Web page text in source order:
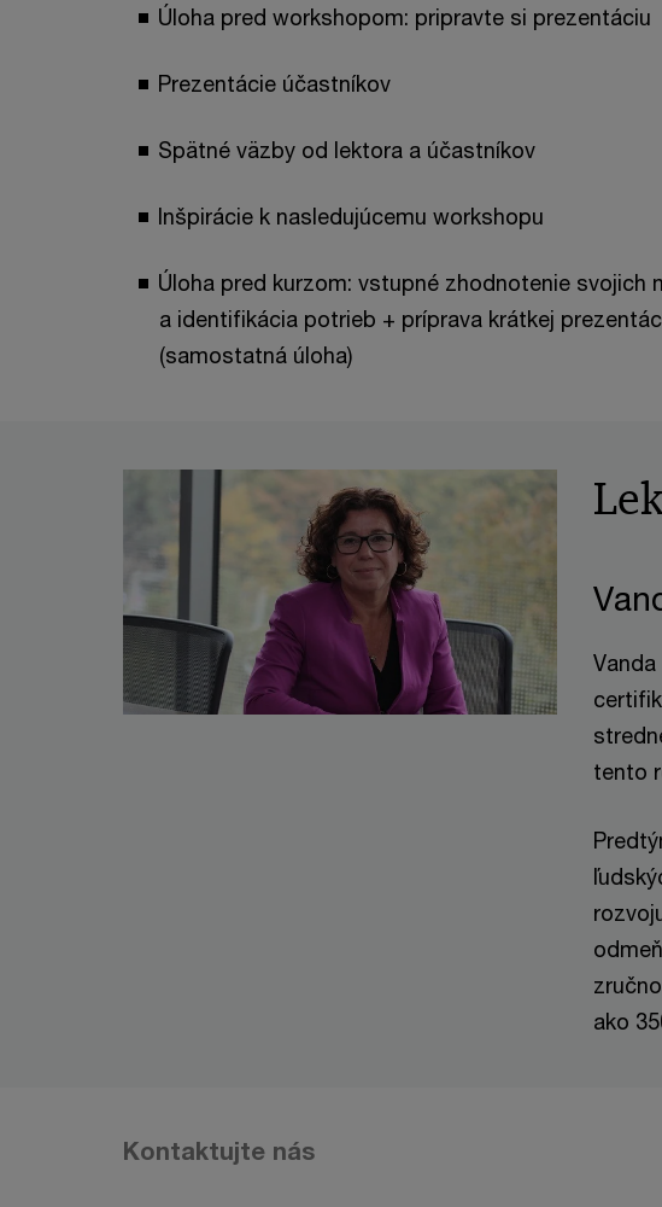
Úloha pred workshopom: pripravte si prezentáciu
Prezentácie účastníkov
Spätné väzby od lektora a účastníkov
Inšpirácie k nasledujúcemu workshopu
Úloha pred kurzom: vstupné zhodnotenie svojich
a identifikácia potrieb + príprava krátkej
(samostatná úloha)
tento
ako
Kontaktujte nás